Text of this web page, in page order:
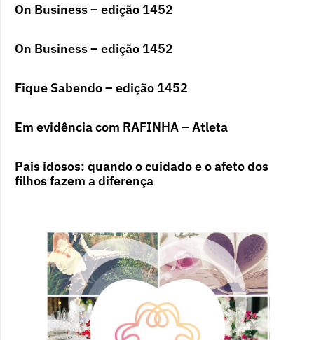
On Business – edição 1452
On Business – edição 1452
Fique Sabendo – edição 1452
Em evidência com RAFINHA – Atleta
Pais idosos: quando o cuidado e o afeto dos
filhos fazem a diferença